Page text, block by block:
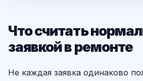
Что считать
заявкой в ремонте
Не каждая заявка одинаково